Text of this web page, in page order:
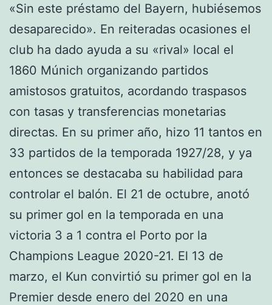
«Sin este préstamo del Bayern, hubiésemos
desaparecido». En reiteradas ocasiones el
club ha dado ayuda a su «rival» local el
1860 Múnich organizando partidos
amistosos gratuitos, acordando traspasos
con tasas y transferencias monetarias
directas. En su primer año, hizo 11 tantos en
33 partidos de la temporada 1927/28, y ya
entonces se destacaba su habilidad para
controlar el balón. El 21 de octubre, anotó
su primer gol en la temporada en una
victoria 3 a 1 contra el Porto por la
Champions League 2020-21. El 13 de
marzo, el Kun convirtió su primer gol en la
Premier desde enero del 2020 en una